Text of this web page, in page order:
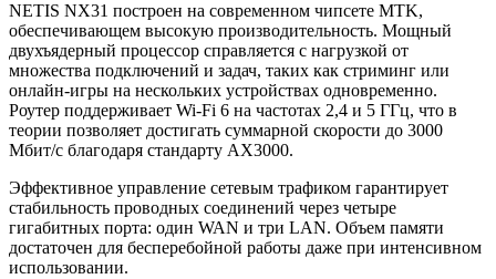
NETIS NX31 построен на современном чипсете MTK,
обеспечивающем высокую производительность. Мощный
двухъядерный процессор справляется с нагрузкой от
множества подключений и задач, таких как стриминг или
онлайн-игры на нескольких устройствах одновременно.
Роутер поддерживает Wi-Fi 6 на частотах 2,4 и 5 ГГц, что в
теории позволяет достигать суммарной скорости до 3000
Мбит/с благодаря стандарту AX3000.
Эффективное управление сетевым трафиком гарантирует
стабильность проводных соединений через четыре
гигабитных порта: один WAN и три LAN. Объем памяти
достаточен для бесперебойной работы даже при интенсивном
использовании.